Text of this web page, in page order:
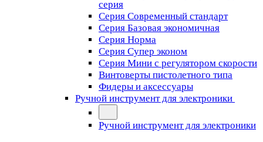
серия
Серия Современный стандарт
Серия Базовая экономичная
Серия Норма
Серия Cупер эконом
Серия Мини с регулятором скорости
Винтоверты пистолетного типа
Фидеры и аксессуары
Ручной инструмент для электроники
Ручной инструмент для электроники